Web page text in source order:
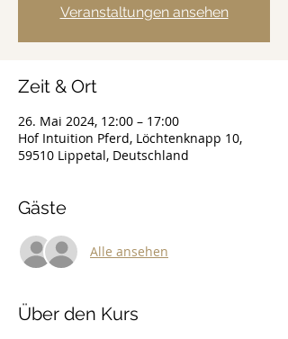
Veranstaltungen ansehen
Zeit & Ort
26. Mai 2024, 12:00 – 17:00
Hof Intuition Pferd, Löchtenknapp 10,
59510 Lippetal, Deutschland
Gäste
Alle ansehen
Über den Kurs